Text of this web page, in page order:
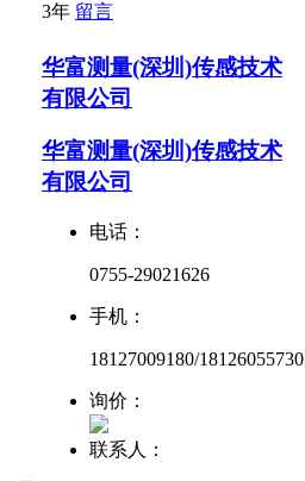
3年 留言
华富测量(深圳)传感技术
有限公司
华富测量(深圳)传感技术
有限公司
电话：
0755-29021626
手机：
18127009180/18126055730
询价：
联系人：